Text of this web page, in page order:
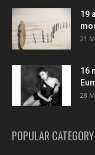
19
21
16
28
POPULAR CATEGORY